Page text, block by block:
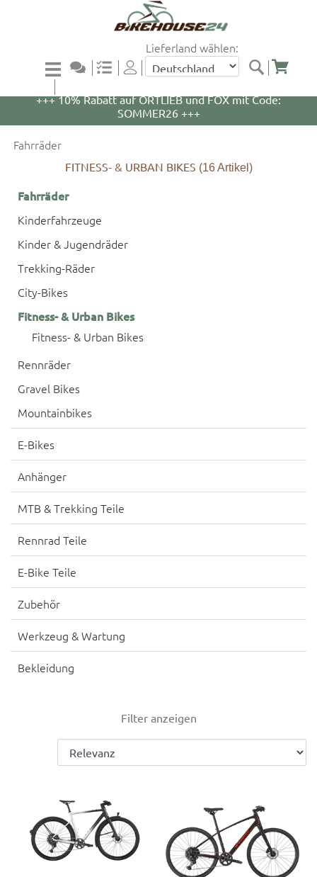
Lieferland wählen:
+++ 5% Rabatt auf WOOM Bikes und Zubehör mit
+++ 10% Rabatt auf ORTLIEB und FOX mit Code:
SOMMER26 +++
Fahrräder
FITNESS- & URBAN BIKES (16Artikel)
Fahrräder
Kinderfahrzeuge
Kinder & Jugendräder
Trekking-Räder
City-Bikes
Fitness- & Urban Bikes
Fitness- & Urban Bikes
Rennräder
Gravel Bikes
Mountainbikes
E-Bikes
Anhänger
MTB & Trekking Teile
Rennrad Teile
E-Bike Teile
Zubehör
Werkzeug & Wartung
Bekleidung
Filter anzeigen